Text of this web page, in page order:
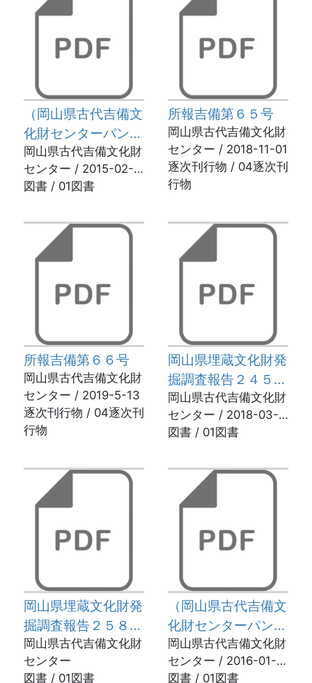
（岡山県古代吉備文
化財センターパンフ
レット）攻略！おか
やまの中世城館 第
１巻（備前国東部
岡山県古代吉備文化財
センター / 2015-02-
02
図書 / 01図書
所報吉備第６５号
岡山県古代吉備文化財
センター / 2018-11-01
逐次刊行物 / 04逐次刊
行物
所報吉備第６６号
岡山県古代吉備文化財
センター / 2019-5-13
逐次刊行物 / 04逐次刊
行物
岡山県埋蔵文化財発
掘調査報告２４５－
岡山城二の丸跡
岡山県古代吉備文化財
センター / 2018-03-
22
図書 / 01図書
岡山県埋蔵文化財発
掘調査報告２５８ー
岡山城本丸跡・二の
丸跡
岡山県古代吉備文化財
センター
図書 / 01図書
（岡山県古代吉備文
化財センターパンフ
レット）攻略！おか
やまの中世城館 第
岡山県古代吉備文化財
センター / 2016-01-
28
図書 / 01図書